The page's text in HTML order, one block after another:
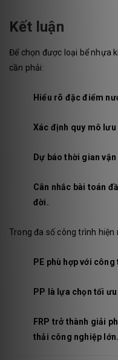
Kết luận
Để chọn được loại bể nhựa
cần phải:
Hiểu rõ đặc điểm
Xác định quy mô lưu
Dự báo thời gian
Cân nhắc bài toán
đời.
Trong đa số công trình hiện
PE phù hợp với
PP là lựa chọn tối
FRP trở thành giải
thải công nghiệp lớn.